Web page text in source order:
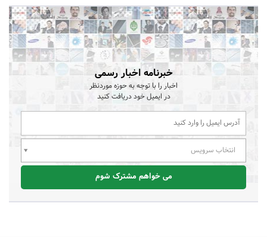
خبرنامه اخبار رسمی
اخبار را با توجه به حوزه موردنظر
در ایمیل خود دریافت کنید
انتخاب سرویس
می خواهم مشترک شوم